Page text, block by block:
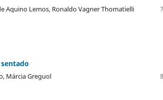
Aquino Lemos, Ronaldo Vagner Thomatielli
Márcia Greguol